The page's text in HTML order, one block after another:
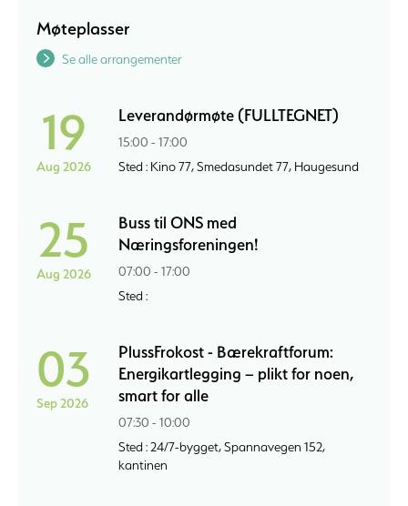
Møteplasser
Se alle arrangementer
19
Aug 2026
Leverandørmøte (FULLTEGNET)
15:00 - 17:00
Sted : Kino 77, Smedasundet 77, Haugesund
25
Aug 2026
Buss til ONS med
Næringsforeningen!
07:00 - 17:00
Sted :
03
Sep 2026
PlussFrokost - Bærekraftforum:
Energikartlegging – plikt for noen,
smart for alle
07:30 - 10:00
Sted : 24/7-bygget, Spannavegen 152,
kantinen